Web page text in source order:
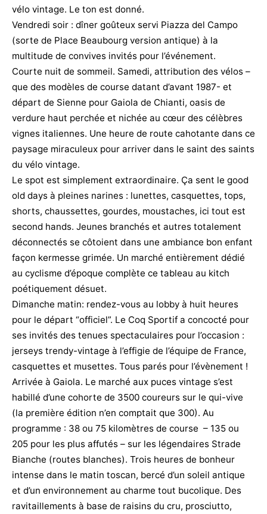
vélo vintage. Le ton est donné.
Vendredi soir : dîner goûteux servi Piazza del Campo
(sorte de Place Beaubourg version antique) à la
multitude de convives invités pour l’événement.
Courte nuit de sommeil. Samedi, attribution des vélos –
que des modèles de course datant d’avant 1987- et
départ de Sienne pour Gaiola de Chianti, oasis de
verdure haut perchée et nichée au cœur des célèbres
vignes italiennes. Une heure de route cahotante dans ce
paysage miraculeux pour arriver dans le saint des saints
du vélo vintage.
Le spot est simplement extraordinaire. Ça sent le good
old days à pleines narines : lunettes, casquettes, tops,
shorts, chaussettes, gourdes, moustaches, ici tout est
second hands. Jeunes branchés et autres totalement
déconnectés se côtoient dans une ambiance bon enfant
façon kermesse grimée. Un marché entièrement dédié
au cyclisme d’époque complète ce tableau au kitch
poétiquement désuet.
Dimanche matin: rendez-vous au lobby à huit heures
pour le départ “officiel”. Le Coq Sportif a concocté pour
ses invités des tenues spectaculaires pour l’occasion :
jerseys trendy-vintage à l’effigie de l’équipe de France,
casquettes et musettes. Tous parés pour l’évènement !
Arrivée à Gaiola. Le marché aux puces vintage s’est
habillé d’une cohorte de 3500 coureurs sur le qui-vive
(la première édition n’en comptait que 300). Au
programme : 38 ou 75 kilomètres de course – 135 ou
205 pour les plus affutés – sur les légendaires Strade
Bianche (routes blanches). Trois heures de bonheur
intense dans le matin toscan, bercé d’un soleil antique
et d’un environnement au charme tout bucolique. Des
ravitaillements à base de raisins du cru, prosciutto,